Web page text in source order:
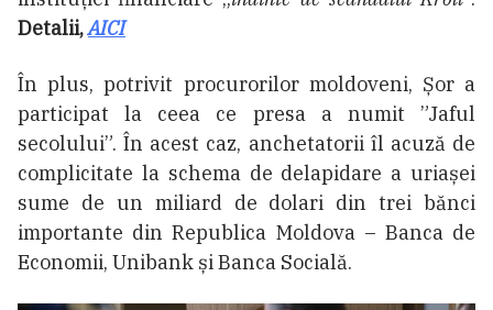
Detalii,AICI
În plus, potrivit procurorilor moldoveni, Șor a
participat la ceea ce presa a numit ”Jaful
secolului”. În acest caz, anchetatorii îl acuză de
complicitate la schema de delapidare a uriașei
sume de un miliard de dolari din trei bănci
importante din Republica Moldova – Banca de
Economii, Unibank și Banca Socială.